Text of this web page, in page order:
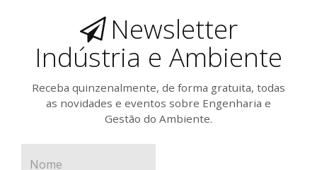
Newsletter
Indústria e Ambiente
Receba quinzenalmente, de forma gratuita, todas
as novidades e eventos sobre Engenharia e
Gestão do Ambiente.